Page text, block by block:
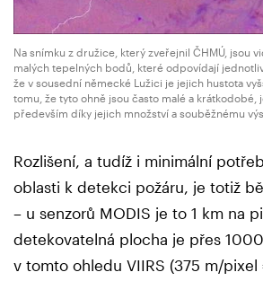
Na snímku z družice, který zveřejnil ČHMÚ, jsou
malých tepelných bodů, které odpovídají
že v sousední německé Lužici je jejich hustota
tomu, že tyto ohně jsou často malé a krátkodobé,
především díky jejich množství a souběžnému
Rozlišení, a tudíž i minimální
oblasti k detekci požáru, je totiž
– u senzorů MODIS je to 1 km na
detekovatelná plocha je přes
v tomto ohledu VIIRS (375 m/pixel